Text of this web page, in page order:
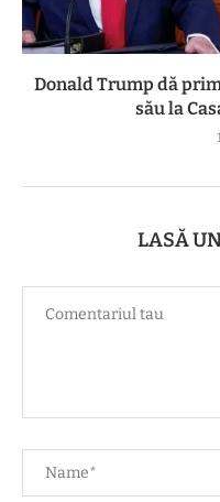
Donald Trump dă
său la
LASĂ